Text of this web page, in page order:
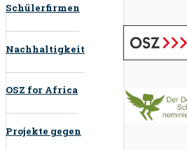
Schülerfirmen
Nachhaltigkeit
OSZ for Africa
Projekte gegen